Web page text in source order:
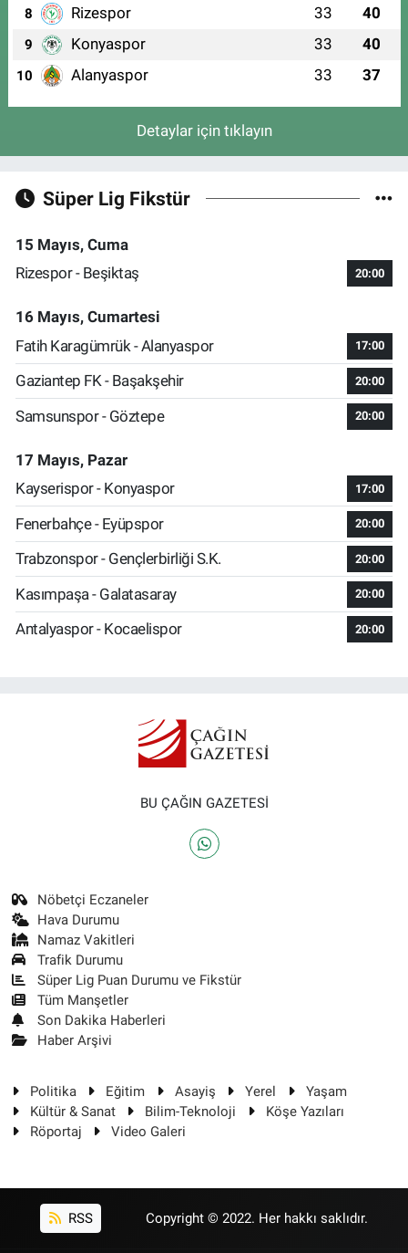
8 Rizespor 33 40
9 Konyaspor 33 40
10 Alanyaspor 33 37
Detaylar için tıklayın
Süper Lig Fikstür
15 Mayıs, Cuma
Rizespor - Beşiktaş
20:00
16 Mayıs, Cumartesi
Fatih Karagümrük - Alanyaspor
17:00
Gaziantep FK - Başakşehir 20:00
Samsunspor - Göztepe 20:00
17 Mayıs, Pazar
Kayserispor - Konyaspor
17:00
Fenerbahçe - Eyüpspor 20:00
Trabzonspor - Gençlerbirliği S.K. 20:00
Kasımpaşa - Galatasaray 20:00
Antalyaspor - Kocaelispor 20:00
BU ÇAĞIN GAZETESİ
Nöbetçi Eczaneler
Hava Durumu
Namaz Vakitleri
Trafik Durumu
Süper Lig Puan Durumu ve Fikstür
Tüm Manşetler
Son Dakika Haberleri
Haber Arşivi
Politika Eğitim Asayiş Yerel
Yaşam
Kültür & Sanat
Bilim-Teknoloji
Köşe Yazıları
Röportaj
Video Galeri
RSS Copyright © 2022. Her hakkı saklıdır.